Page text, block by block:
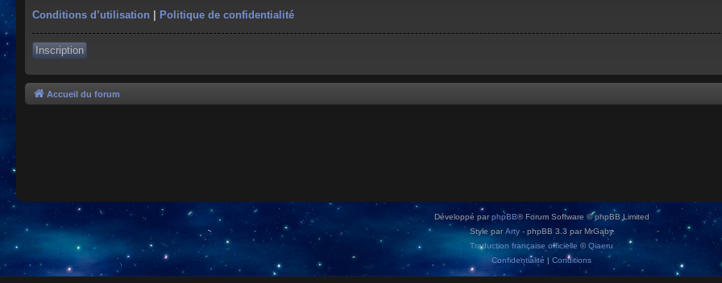
Conditions d’utilisation | Politique de confidentialité
Inscription
Accueil du forum
Développé parphpBB® Forum Software © phpBB Limited
Style par Arty - phpBB 3.3 par MrGaby
Traduction française officielle ©Qiaeru
Confidentialité | Conditions